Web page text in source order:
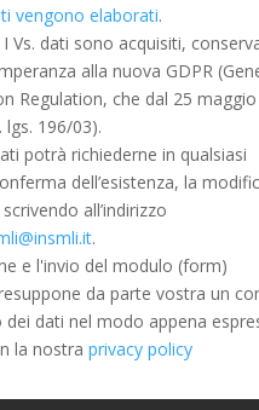
vengono elaborati.
I Vs. dati sono acquisiti,
alla nuova GDPR
Regulation, che dal 25
lgs. 196/03).
potrà richiederne in qualsiasi
dell’esistenza, la
all’indirizzo
.
e l'invio del modulo (form)
da parte vostra un
dati nel modo appena
la nostra privacy policy